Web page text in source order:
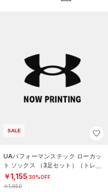
SALE
UAパフォーマンステック ローカッ
ト ソックス （3足セット）（トレー
ニング/UNISEX）
￥1,155 30%OFF
￥1,650